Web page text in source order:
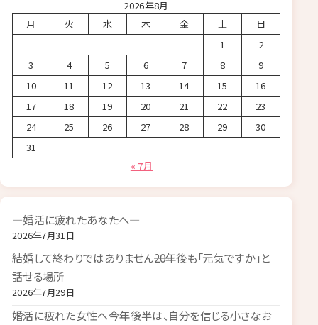
2026年8月
月
火 水 木 金 土
日
1
2
3
4 5 6 7 8
9
10
11 12 13 14 15
16
17
18 19 20 21 22
23
24
25 26 27 28 29
30
31
« 7月
―婚活に疲れたあなたへ―
2026年7月31日
結婚して終わりではありません――20年後も「元気ですか」と
話せる場所
2026年7月29日
婚活に疲れた女性へ――今年後半は、自分を信じる小さなお